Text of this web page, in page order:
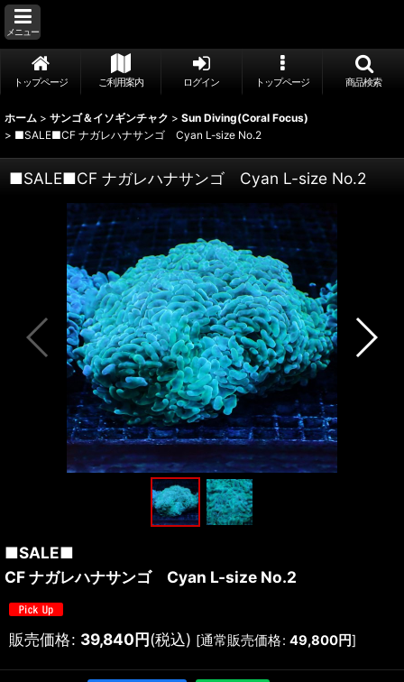
メニュー
トップページ ご利用案内 ログイン トップページ 商品検索
ホーム > サンゴ＆イソギンチャク > Sun Diving(Coral Focus)
> ■SALE■CF ナガレハナサンゴ Cyan L-size No.2
■SALE■CF ナガレハナサンゴ Cyan L-size No.2
■SALE■
CF ナガレハナサンゴ Cyan L-size No.2
販売価格: 39,840円(税込) [通常販売価格: 49,800円]